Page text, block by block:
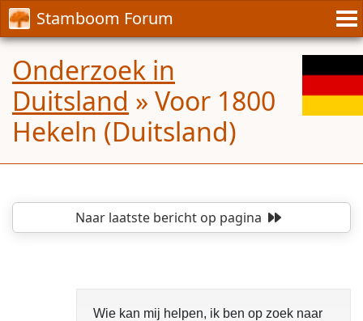
Stamboom Forum
Onderzoek in
Duitsland » Voor 1800
Hekeln (Duitsland)
Naar laatste berichtop pagina
Wie kan mij helpen, ik ben op zoek naar